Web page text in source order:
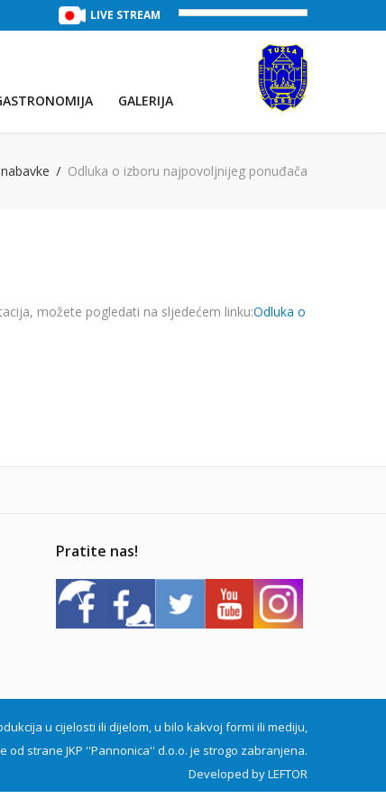
TREĆE JEZERO (Voda:28 °C, Salinitet:30 g/L)
LIVE STREAM
GALERIJA
Odluka o izboru najpovoljnijeg ponuđača
možete pogledati na sljedećem linku:Odluka o
Pratite nas!
u cijelosti ili dijelom, u bilo kakvoj formi ili mediju,
od strane JKP ''Pannonica'' d.o.o. je strogo zabranjena.
Developed byLEFTOR